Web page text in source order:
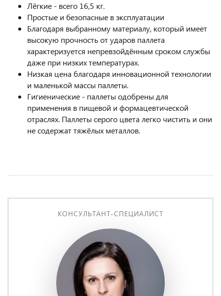
Лёгкие - всего 16,5 кг.
Простые и безопасные в эксплуатации
Благодаря выбранному материалу, который имеет
высокую прочность от ударов паллета
характеризуется непревзойдённым сроком службы
даже при низких температурах.
Низкая цена благодаря инновационной технологии
и маленькой массы паллеты.
Гигиенические - паллеты одобрены для
применения в пищевой и формацевтической
отраслях. Паллеты серого цвета легко чистить и они
не содержат тяжёлых металлов.
КОНСУЛЬТАНТ-СПЕЦИАЛИСТ